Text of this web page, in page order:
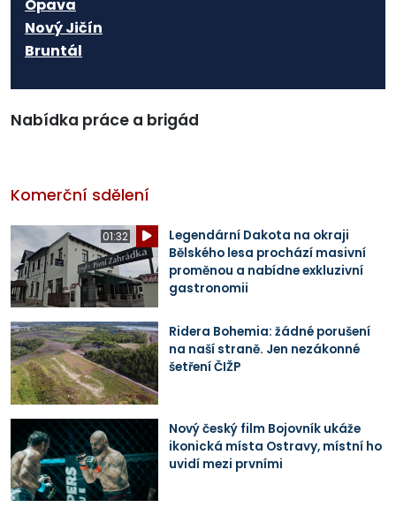
Opava
Nový Jičín
Bruntál
Nabídka práce a brigád
Komerční sdělení
01:32
Legendární Dakota na okraji
Bělského lesa prochází masivní
proměnou a nabídne exkluzivní
gastronomii
Ridera Bohemia: žádné porušení
na naší straně. Jen nezákonné
šetření ČIŽP
Nový český film Bojovník ukáže
ikonická místa Ostravy, místní ho
uvidí mezi prvními